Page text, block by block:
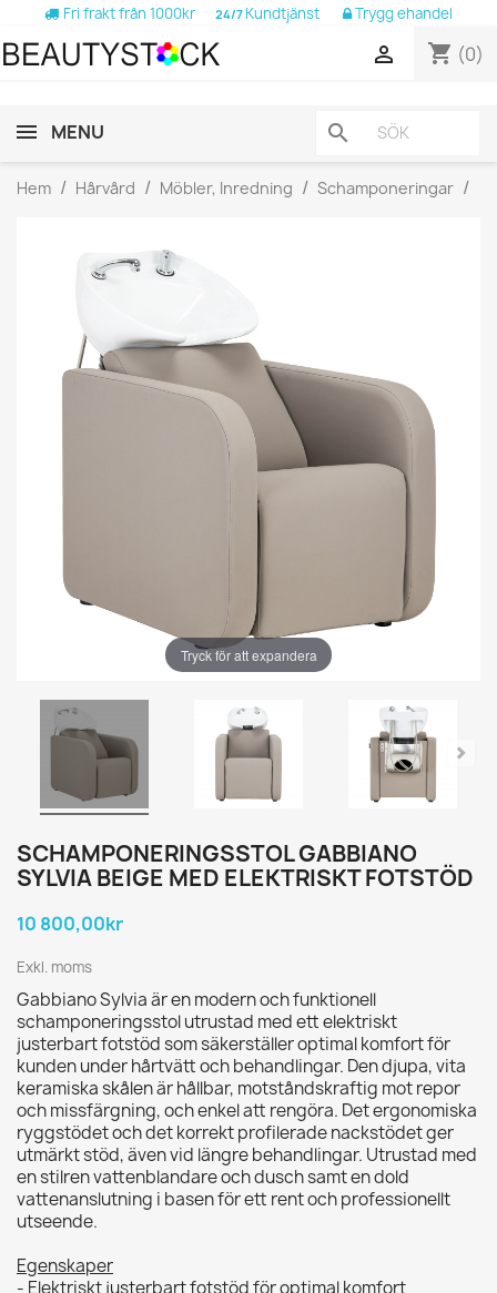
Fri frakt från 1000kr 24/7 Kundtjänst Trygg ehandel
shopping_cart (0)

MENU search
Hem Hårvård Möbler, Inredning Schamponeringar
Tryck för att expandera
SCHAMPONERINGSSTOL GABBIANO
SYLVIA BEIGE MED ELEKTRISKT FOTSTÖD
10 800,00kr
Exkl. moms
Gabbiano Sylvia är en modern och funktionell
schamponeringsstol utrustad med ett elektriskt
justerbart fotstöd som säkerställer optimal komfort för
kunden under hårtvätt och behandlingar. Den djupa, vita
keramiska skålen är hållbar, motståndskraftig mot repor
och missfärgning, och enkel att rengöra. Det ergonomiska
ryggstödet och det korrekt profilerade nackstödet ger
utmärkt stöd, även vid längre behandlingar. Utrustad med
en stilren vattenblandare och dusch samt en dold
vattenanslutning i basen för ett rent och professionellt
utseende.
Egenskaper
- Elektriskt justerbart fotstöd för optimal komfort